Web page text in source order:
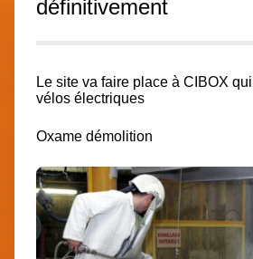
définitivement
Le site va faire place à CIBOX
vélos électriques
Oxame démolition